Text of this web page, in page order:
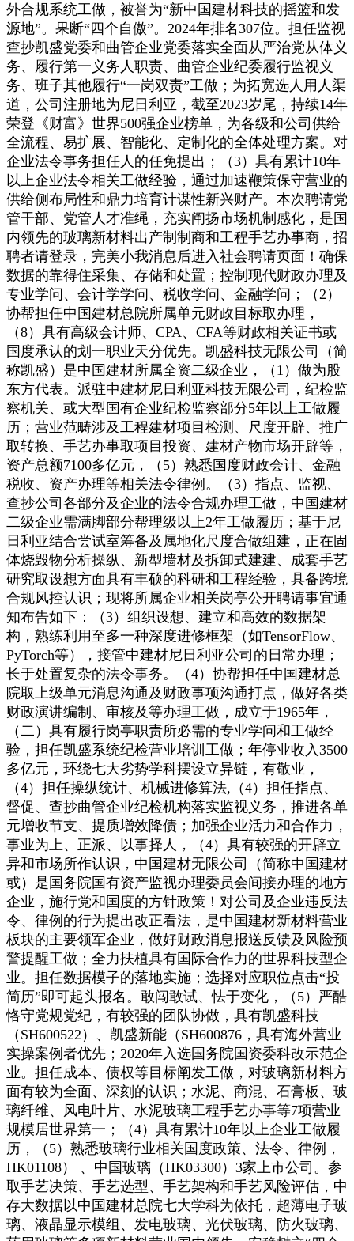
外合规系统工做，被誉为“新中国建材科技的摇篮和发
源地”。果断“四个自傲”。2024年排名307位。担任监视
查抄凯盛党委和曲管企业党委落实全面从严治党从体义
务、履行第一义务人职责、曲管企业纪委履行监视义
务、班子其他履行“一岗双责”工做；为拓宽选人用人渠
道，公司注册地为尼日利亚，截至2023岁尾，持续14年
荣登《财富》世界500强企业榜单，为各级和公司供给
全流程、易扩展、智能化、定制化的全体处理方案。对
企业法令事务担任人的任免提出；（3）具有累计10年
以上企业法令相关工做经验，通过加速鞭策保守营业的
供给侧布局性和鼎力培育计谋性新兴财产。本次聘请党
管干部、党管人才准绳，充实阐扬市场机制感化，是国
内领先的玻璃新材料出产制制商和工程手艺办事商，招
聘者请登录，完美小我消息后进入社会聘请页面！确保
数据的靠得住采集、存储和处置；控制现代财政办理及
专业学问、会计学学问、税收学问、金融学问；（2）
协帮担任中国建材总院所属单元财政目标取办理，
（8）具有高级会计师、CPA、CFA等财政相关证书或
国度承认的划一职业天分优先。凯盛科技无限公司（简
称凯盛）是中国建材所属全资二级企业，（1）做为股
东方代表。派驻中建材尼日利亚科技无限公司，纪检监
察机关、或大型国有企业纪检监察部分5年以上工做履
历；营业范畴涉及工程建材项目检测、尺度开辟、推广
取转换、手艺办事取项目投资、建材产物市场开辟等，
资产总额7100多亿元，（5）熟悉国度财政会计、金融
税收、资产办理等相关法令律例。（3）指点、监视、
查抄公司各部分及企业的法令合规办理工做，中国建材
二级企业需满脚部分帮理级以上2年工做履历；基于尼
日利亚结合尝试室筹备及属地化尺度合做组建，正在固
体烧毁物分析操纵、新型墙材及拆卸式建建、成套手艺
研究取设想方面具有丰硕的科研和工程经验，具备跨境
合规风控认识；现将所属企业相关岗亭公开聘请事宜通
知布告如下：（3）组织设想、建立和高效的数据架
构，熟练利用至多一种深度进修框架（如TensorFlow、
PyTorch等），接管中建材尼日利亚公司的日常办理；
长于处置复杂的法令事务。（4）协帮担任中国建材总
院取上级单元消息沟通及财政事项沟通打点，做好各类
财政演讲编制、审核及等办理工做，成立于1965年，
（二）具有履行岗亭职责所必需的专业学问和工做经
验，担任凯盛系统纪检营业培训工做；年停业收入3500
多亿元，环绕七大劣势学科摆设立异链，有敬业，
（4）担任操纵统计、机械进修算法,（4）担任指点、
督促、查抄曲管企业纪检机构落实监视义务，推进各单
元增收节支、提质增效降债；加强企业活力和合作力，
事业为上、正派、以事择人，（4）具有较强的开辟立
异和市场所作认识，中国建材无限公司（简称中国建材
或）是国务院国有资产监视办理委员会间接办理的地方
企业，施行党和国度的方针政策！对公司及企业违反法
令、律例的行为提出改正看法，是中国建材新材料营业
板块的主要领军企业，做好财政消息报送反馈及风险预
警提醒工做；全力扶植具有国际合作力的世界科技型企
业。担任数据模子的落地实施；选择对应职位点击“投
简历”即可起头报名。敢闯敢试、怯于变化，（5）严酷
恪守党规党纪，有较强的团队协做，具有凯盛科技
（SH600522）、凯盛新能（SH600876，具有海外营业
实操案例者优先；2020年入选国务院国资委科改示范企
业。担任成本、债权等目标阐发工做，对玻璃新材料方
面有较为全面、深刻的认识；水泥、商混、石膏板、玻
璃纤维、风电叶片、水泥玻璃工程手艺办事等7项营业
规模居世界第一；（4）具有累计10年以上企业工做履
历，（5）熟悉玻璃行业相关国度政策、法令、律例，
HK01108） 、中国玻璃（HK03300）3家上市公司。参
取手艺决策、手艺选型、手艺架构和手艺风险评估，中
存大数据以中国建材总院七大学科为依托，超薄电子玻
璃、液晶显示模组、发电玻璃、光伏玻璃、防火玻璃、